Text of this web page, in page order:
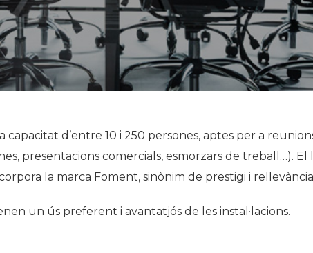
Història
Galeria de Presidents
Biblioteca Arxiu
Seu Social
d’entre 10 i 250 persones, aptes per a
presentacions comercials, esmorzars de treball…).
la marca Foment, sinònim de prestigi i rellevància
un ús preferent i avantatjós de les instal·lacions.